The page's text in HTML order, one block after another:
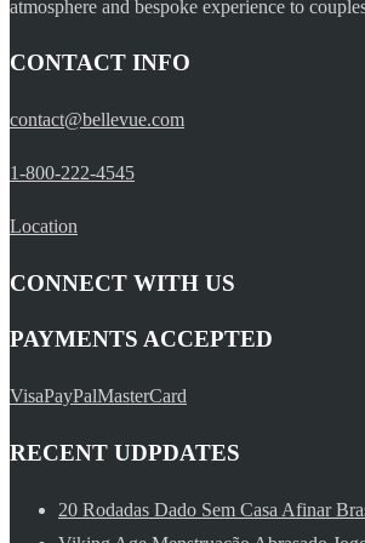
atmosphere and bespoke experience to
CONTACT INFO
contact@bellevue.com
1-800-222-4545
Location
CONNECT WITH US
PAYMENTS ACCEPTED
VisaPayPalMasterCard
RECENT UDPDATES
20 Rodadas Dado Sem Casa Afinar